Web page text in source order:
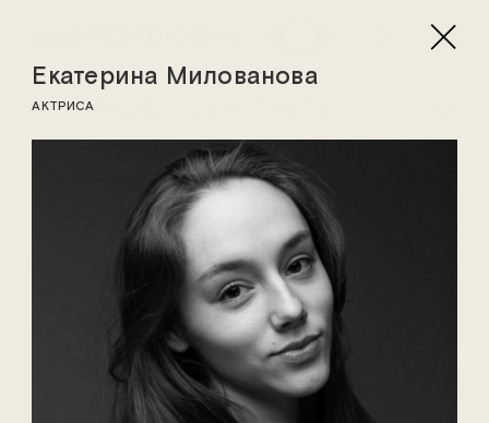
ПРИГЛАШЁННЫЕ АРТИСТЫ
Екатерина Милованова
АКТРИСА